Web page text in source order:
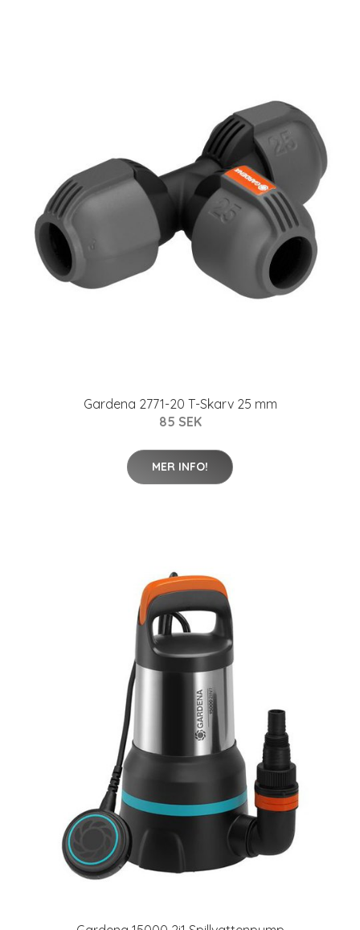
Gardena 2771-20 T-Skarv 25 mm
85 SEK
MER INFO!